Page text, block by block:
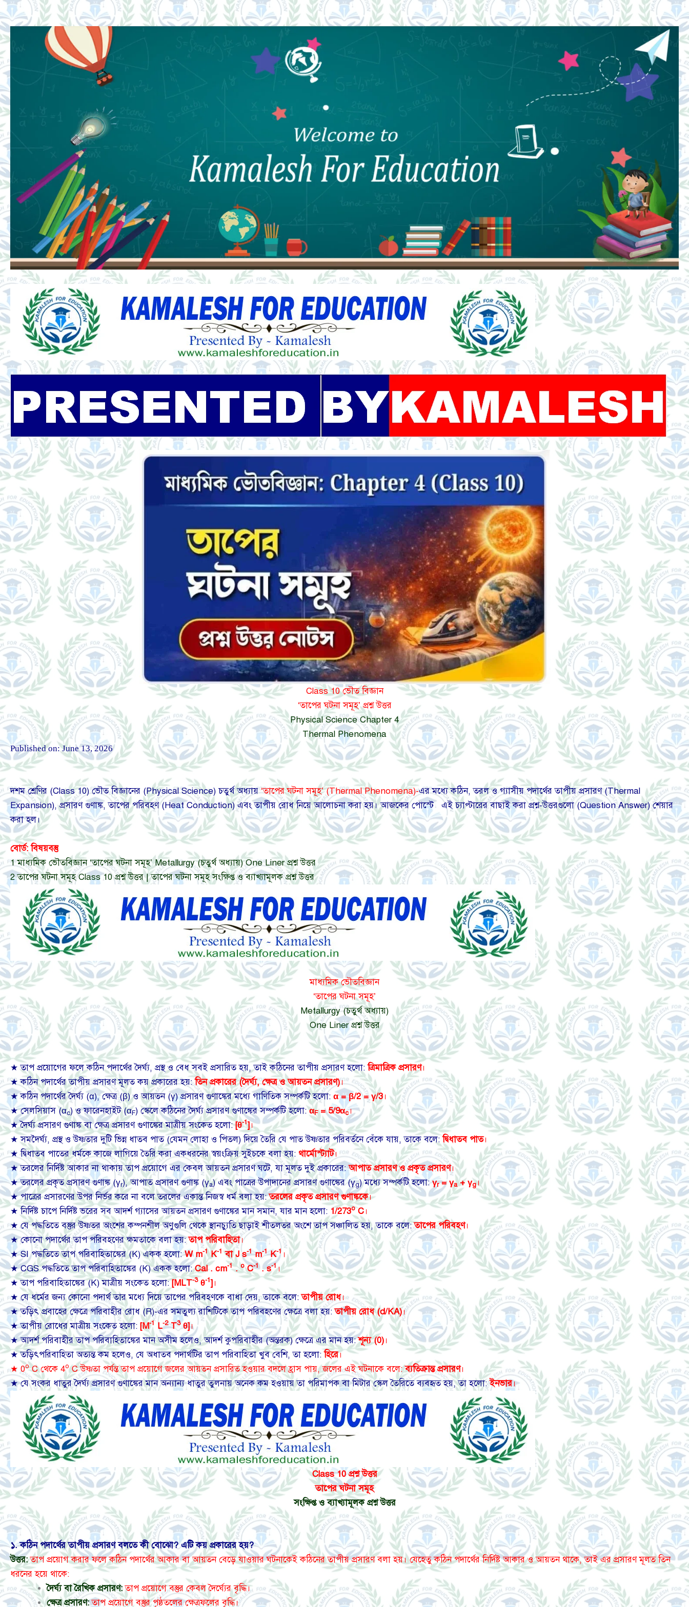
Class 10 ভৌত বিজ্ঞান
‘তাপের ঘটনা সমূহ’ প্রশ্ন উত্তর
Physical Science Chapter 4
Thermal Phenomena
Published on:June 13, 2026
দশম শ্রেণির (Class 10) ভৌত বিজ্ঞানের (Physical Science) চতুর্থ অধ্যায়‘তাপের ঘটনা সমূহ’ (Thermal Phenomena)-এর মধ্যে কঠিন, তরল ও গ্যাসীয় পদার্থের তাপীয় প্রসারণ (Thermal
Expansion), প্রসারণ গুণাঙ্ক, তাপের পরিবহণ (Heat Conduction) এবং তাপীয় রোধ নিয়ে আলোচনা করা হয়। আজকের পোস্টে এই চ্যাপ্টারের বাছাই করা প্রশ্ন-উত্তরগুলো (Question Answer) শেয়ার
করা হল।
বোর্ড: বিষয়বস্তু
1 মাধ্যমিক ভৌতবিজ্ঞান ‘তাপের ঘটনা সমূহ’ Metallurgy (চতুর্থ অধ্যায়) One Liner প্রশ্ন উত্তর
2 তাপের ঘটনা সমূহ Class 10 প্রশ্ন উত্তর | তাপের ঘটনা সমূহ সংক্ষিপ্ত ও ব্যাখ্যামূলক প্রশ্ন উত্তর
মাধ্যমিক ভৌতবিজ্ঞান
‘তাপের ঘটনা সমূহ’
Metallurgy (চতুর্থ অধ্যায়)
One Liner প্রশ্ন উত্তর
★ তাপ প্রয়োগের ফলে কঠিন পদার্থের দৈর্ঘ্য, প্রস্থ ও বেধ সবই প্রসারিত হয়, তাই কঠিনের তাপীয় প্রসারণ হলো: ত্রিমাত্রিক প্রসারণ।
★ কঠিন পদার্থের তাপীয় প্রসারণ মূলত কয় প্রকারের হয়:তিন প্রকারের (দৈর্ঘ্য, ক্ষেত্র ও আয়তন প্রসারণ)।
★ কঠিন পদার্থের দৈর্ঘ্য (α), ক্ষেত্র (β) ও আয়তন (γ) প্রসারণ গুণাঙ্কের মধ্যে গাণিতিক সম্পর্কটি হলো: α = β/2 = γ/3।
★ সেলসিয়াস (αc) ও ফারেনহাইট (αF) স্কেলে কঠিনের দৈর্ঘ্য প্রসারণ গুণাঙ্কের সম্পর্কটি হলো: αF= 5/9αc।
★ দৈর্ঘ্য প্রসারণ গুণাঙ্ক বা ক্ষেত্র প্রসারণ গুণাঙ্কের মাত্রীয় সংকেত হলো: [θ-1]।
★ সমদৈর্ঘ্য, প্রস্থ ও উষ্ণতার দুটি ভিন্ন ধাতব পাত (যেমন লোহা ও পিতল) দিয়ে তৈরি যে পাত উষ্ণতার পরিবর্তনে বেঁকে যায়, তাকে বলে:দ্বিধাতব পাত।
★ দ্বিধাতব পাতের ধর্মকে কাজে লাগিয়ে তৈরি করা একধরনের স্বয়ংক্রিয় সুইচকে বলা হয়: থার্মোস্ট্যাট।
★ তরলের নির্দিষ্ট আকার না থাকায় তাপ প্রয়োগে এর কেবল আয়তন প্রসারণ ঘটে, যা মূলত দুই প্রকারের:আপাত প্রসারণ ও প্রকৃত প্রসারণ।
★ তরলের প্রকৃত প্রসারণ গুণাঙ্ক (γr), আপাত প্রসারণ গুণাঙ্ক (γa) এবং পাত্রের উপাদানের প্রসারণ গুণাঙ্কের (γg) মধ্যে সম্পর্কটি হলো:γr= γa+ γg।
★ পাত্রের প্রসারণের উপর নির্ভর করে না বলে তরলের একান্ত নিজস্ব ধর্ম বলা হয়:তরলের প্রকৃত প্রসারণ গুণাঙ্ককে।
★ নির্দিষ্ট চাপে নির্দিষ্ট ভরের সব আদর্শ গ্যাসের আয়তন প্রসারণ গুণাঙ্কের মান সমান, যার মান হলো: 1/273oC।
★ যে পদ্ধতিতে বস্তুর উষ্ণতর অংশের কম্পনশীল অণুগুলি থেকে স্থানচ্যুতি ছাড়াই শীতলতর অংশে তাপ সঞ্চালিত হয়, তাকে বলে:তাপের পরিবহণ।
★ কোনো পদার্থের তাপ পরিবহণের ক্ষমতাকে বলা হয়: তাপ পরিবাহিতা।
★ SI পদ্ধতিতে তাপ পরিবাহিতাঙ্কের (K) একক হলো: W m-1K-1 বা J s-1m-1K-1 ।
★ CGS পদ্ধতিতে তাপ পরিবাহিতাঙ্কের (K) একক হলো:Cal . cm-1.oC-1. s-1।
★ তাপ পরিবাহিতাঙ্কের (K) মাত্রীয় সংকেত হলো:[MLT-3θ-1]।
★ যে ধর্মের জন্য কোনো পদার্থ তার মধ্যে দিয়ে তাপের পরিবহণকে বাধা দেয়, তাকে বলে:তাপীয় রোধ।
★ তড়িৎ প্রবাহের ক্ষেত্রে পরিবাহীর রোধ (R)-এর সমতুল্য রাশিটিকে তাপ পরিবহণের ক্ষেত্রে বলা হয়:তাপীয় রোধ (d/KA)।
★ তাপীয় রোধের মাত্রীয় সংকেত হলো: [M-1 L-2T3θ]।
★ আদর্শ পরিবাহীর তাপ পরিবাহিতাঙ্কের মান অসীম হলেও, আদর্শ কুপরিবাহীর (অন্তরক) ক্ষেত্রে এর মান হয়: শূন্য (0)।
★ তড়িৎপরিবাহিতা অত্যন্ত কম হলেও, যে অধাতব পদার্থটির তাপ পরিবাহিতা খুব বেশি, তা হলো: হিরে।
★ 0oC থেকে 4oC উষ্ণতা পর্যন্ত তাপ প্রয়োগে জলের আয়তন প্রসারিত হওয়ার বদলে হ্রাস পায়, জলের এই ঘটনাকে বলে:ব্যতিক্রান্ত প্রসারণ।
★ যে সংকর ধাতুর দৈর্ঘ্য প্রসারণ গুণাঙ্কের মান অন্যান্য ধাতুর তুলনায় অনেক কম হওয়ায় তা পরিমাপক বা মিটার স্কেল তৈরিতে ব্যবহৃত হয়, তা হলো: ইনভার।
Class 10 প্রশ্ন উত্তর
তাপের ঘটনা সমূহ
সংক্ষিপ্ত ও ব্যাখ্যামূলক প্রশ্ন উত্তর
১. কঠিন পদার্থের তাপীয় প্রসারণ বলতে কী বোঝো? এটি কয় প্রকারের হয়?
উত্তর:তাপ প্রয়োগ করার ফলে কঠিন পদার্থের আকার বা আয়তন বেড়ে যাওয়ার ঘটনাকেই কঠিনের তাপীয় প্রসারণ বলা হয়। যেহেতু কঠিন পদার্থের নির্দিষ্ট আকার ও আয়তন থাকে, তাই এর প্রসারণ মূলত তিন
ধরনের হয়ে থাকে:
দৈর্ঘ্য বা রৈখিক প্রসারণ:তাপ প্রয়োগে বস্তুর কেবল দৈর্ঘ্যের বৃদ্ধি।
ক্ষেত্র প্রসারণ: তাপ প্রয়োগে বস্তুর পৃষ্ঠতলের ক্ষেত্রফলের বৃদ্ধি।